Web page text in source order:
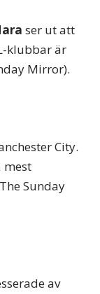
ser ut att
klubbar är
Mirror).
City.
mest
Sunday
av